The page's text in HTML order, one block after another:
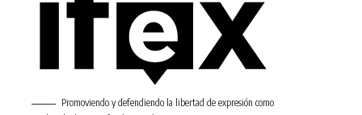
Promoviendo y defendiendo la libertad de expresión como